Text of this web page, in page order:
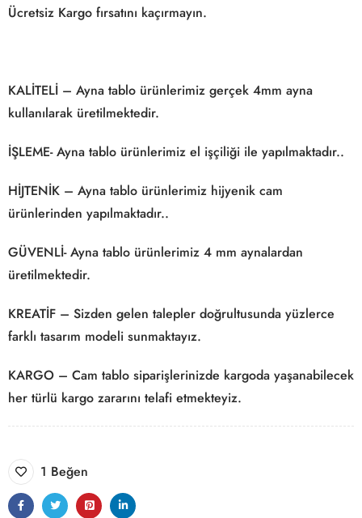
Ücretsiz Kargo fırsatını kaçırmayın.
KALİTELİ – Ayna tablo ürünlerimiz gerçek 4mm ayna
kullanılarak üretilmektedir.
İŞLEME- Ayna tablo ürünlerimiz el işçiliği ile yapılmaktadır..
HİJTENİK – Ayna tablo ürünlerimiz hijyenik cam
ürünlerinden yapılmaktadır..
GÜVENLİ- Ayna tablo ürünlerimiz 4 mm aynalardan
üretilmektedir.
KREATİF – Sizden gelen talepler doğrultusunda yüzlerce
farklı tasarım modeli sunmaktayız.
KARGO – Cam tablo siparişlerinizde kargoda yaşanabilecek
her türlü kargo zararını telafi etmekteyiz.
1 Beğen